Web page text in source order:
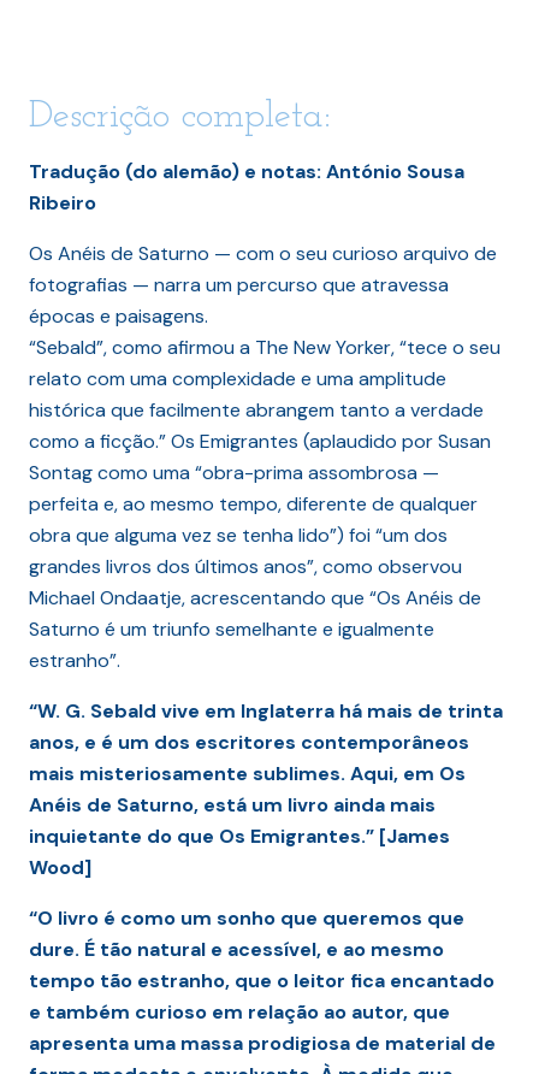
Descrição completa:
Tradução (do alemão) e notas: António Sousa
Ribeiro
Os Anéis de Saturno — com o seu curioso arquivo de
fotografias — narra um percurso que atravessa
épocas e paisagens.
“Sebald”, como afirmou a The New Yorker, “tece o seu
relato com uma complexidade e uma amplitude
histórica que facilmente abrangem tanto a verdade
como a ficção.” Os Emigrantes (aplaudido por Susan
Sontag como uma “obra-prima assombrosa —
perfeita e, ao mesmo tempo, diferente de qualquer
obra que alguma vez se tenha lido”) foi “um dos
grandes livros dos últimos anos”, como observou
Michael Ondaatje, acrescentando que “Os Anéis de
Saturno é um triunfo semelhante e igualmente
estranho”.
“W. G. Sebald vive em Inglaterra há mais de trinta
anos, e é um dos escritores contemporâneos
mais misteriosamente sublimes. Aqui, em Os
Anéis de Saturno, está um livro ainda mais
inquietante do que Os Emigrantes.” [James
Wood]
“O livro é como um sonho que queremos que
dure. É tão natural e acessível, e ao mesmo
tempo tão estranho, que o leitor fica encantado
e também curioso em relação ao autor, que
apresenta uma massa prodigiosa de material de